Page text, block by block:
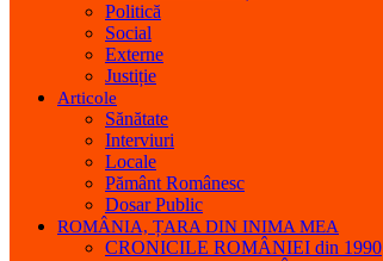
Politică
Social
Externe
Justiție
Articole
Sănătate
Interviuri
Locale
Pământ Românesc
Dosar Public
ROMÂNIA, ȚARA DIN INIMA MEA
CRONICILE ROMÂNIEI din 1990